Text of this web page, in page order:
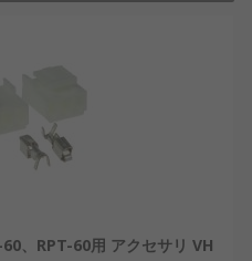
。
一つは、安全性の向
ードの摩耗を防ぎ、
減します。特に、日本
、RPT-60用 アクセサリ VH